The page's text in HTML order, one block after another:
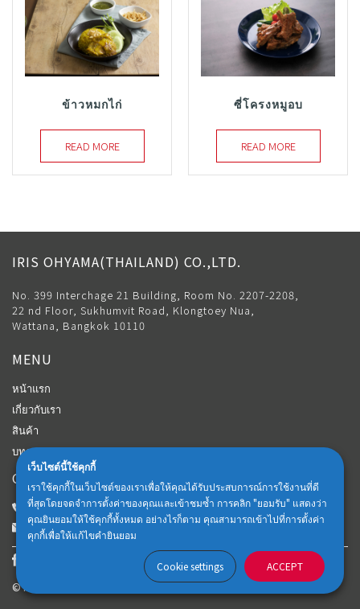
ข้าวหมกไก่
READ MORE
ซี่โครงหมูอบ
READ MORE
IRIS OHYAMA(THAILAND) CO.,LTD.
No. 399 Interchage 21 Building, Room No. 2207-2208,
22 nd Floor, Sukhumvit Road, Klongtoey Nua,
Wattana, Bangkok 10110
MENU
หน้าแรก
เกี่ยวกับเรา
สินค้า
บทความ
CONTACT
Customer Center: 02-018-6102
iris-thailand.official@irisohyama.co.jp
© IRIS OHYAMA(Thailand) CO.,LTD
เว็บไซต์นี้ใช้คุกกี้
เราใช้คุกกี้ในเว็บไซต์ของเราเพื่อให้คุณได้รับประสบการณ์การใช้งานที่ดี
ที่สุดโดยจดจำการตั้งค่าของคุณและเข้าชมซ้ำ การคลิก "ยอมรับ" แสดงว่า
คุณยินยอมให้ใช้คุกกี้ทั้งหมด อย่างไรก็ตาม คุณสามารถเข้าไปที่การตั้งค่า
คุกกี้เพื่อให้แก้ไขคำยินยอม
Cookie settings ACCEPT